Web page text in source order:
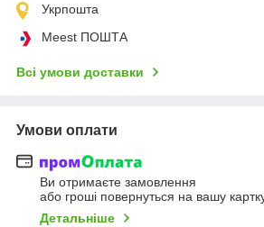
Укрпошта
Meest ПОШТА
Всі умови доставки
Умови оплати
Ви отримаєте замовлення
або гроші повернуться на вашу
Детальніше